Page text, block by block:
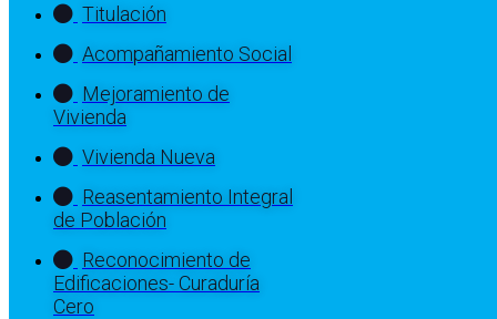
Titulación
Acompañamiento Social
Mejoramiento de
Vivienda
Vivienda Nueva
Reasentamiento Integral
de Población
Reconocimiento de
Edificaciones- Curaduría
Cero